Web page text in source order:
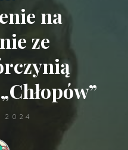
na
ze
2024